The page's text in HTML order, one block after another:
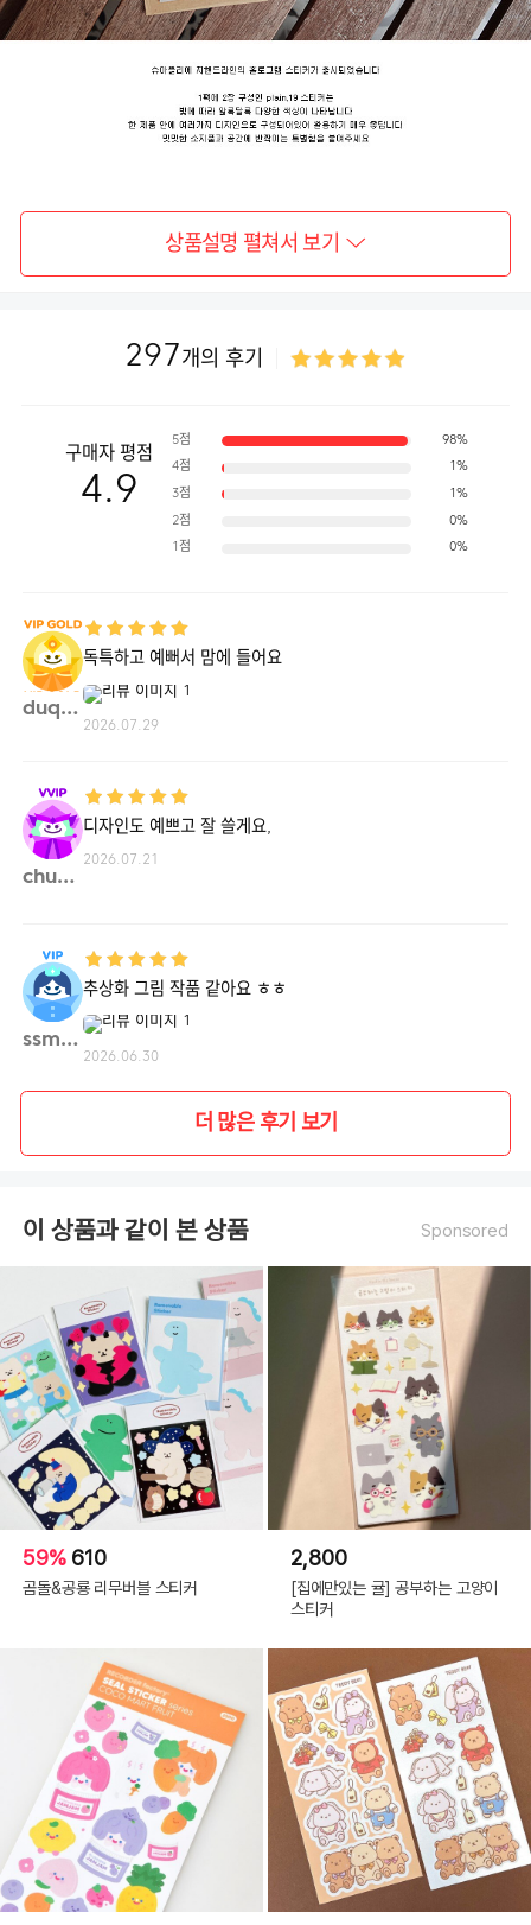
상품설명 펼쳐서 보기
297개의 후기
구매자 평점
4.9
5점 98%
4점 1%
3점 1%
2점 0%
1점 0%
duqh1**
독특하고 예뻐서 맘에 들어요
2026.07.29
chuba**
디자인도 예쁘고 잘 쓸게요,
2026.07.21
ssmm4**
추상화 그림 작품 같아요 ㅎㅎ
2026.06.30
더 많은 후기 보기
이 상품과 같이 본 상품 Sponsored
59% 610
곰돌&공룡 리무버블 스티커
2,800
[집에만있는 귤] 공부하는 고양이
스티커